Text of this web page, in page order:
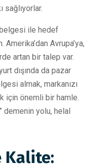
sağlıyorlar.
ile hedef
Amerika’dan Avrupa’ya,
artan bir talep var.
dışında da pazar
almak, markanızı
için önemli bir hamle.
demenin yolu, helal
Kalite: